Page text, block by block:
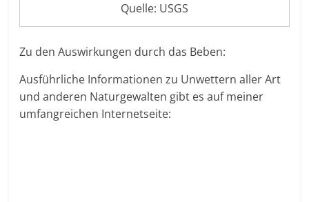
Quelle: USGS
Zu den Auswirkungen durch das Beben:
Ausführliche Informationen zu Unwettern aller Art
und anderen Naturgewalten gibt es auf meiner
umfangreichen Internetseite: